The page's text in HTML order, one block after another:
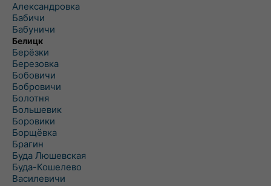
Александровка
Бабичи
Бабуничи
Белицк
Берёзки
Березовка
Бобовичи
Бобровичи
Болотня
Большевик
Боровики
Борщёвка
Брагин
Буда Люшевская
Буда-Кошелево
Василевичи